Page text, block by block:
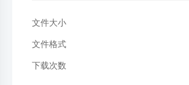
文件大小
文件格式
下载次数